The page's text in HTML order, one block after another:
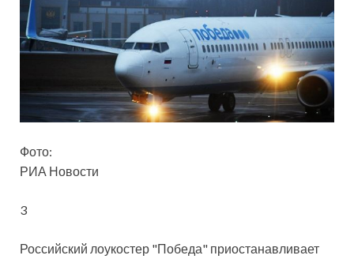
Фото:
РИА Новости
3
Российский лоукостер "Победа" приостанавливает